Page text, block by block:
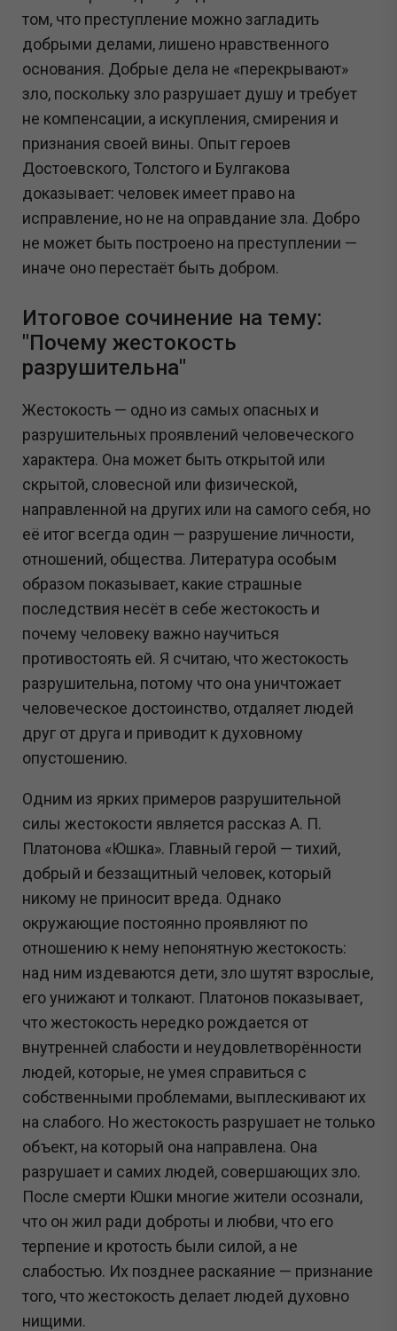
том, что преступление можно загладить
добрыми делами, лишено нравственного
основания. Добрые дела не «перекрывают»
зло, поскольку зло разрушает душу и требует
не компенсации, а искупления, смирения и
признания своей вины. Опыт героев
Достоевского, Толстого и Булгакова
доказывает: человек имеет право на
исправление, но не на оправдание зла. Добро
не может быть построено на преступлении —
иначе оно перестаёт быть добром.
Итоговое сочинение на тему:
"Почему жестокость
разрушительна"
Жестокость — одно из самых опасных и
разрушительных проявлений человеческого
характера. Она может быть открытой или
скрытой, словесной или физической,
направленной на других или на самого себя, но
её итог всегда один — разрушение личности,
отношений, общества. Литература особым
образом показывает, какие страшные
последствия несёт в себе жестокость и
почему человеку важно научиться
противостоять ей. Я считаю, что жестокость
разрушительна, потому что она уничтожает
человеческое достоинство, отдаляет людей
друг от друга и приводит к духовному
опустошению.
Одним из ярких примеров разрушительной
силы жестокости является рассказ А. П.
Платонова «Юшка». Главный герой — тихий,
добрый и беззащитный человек, который
никому не приносит вреда. Однако
окружающие постоянно проявляют по
отношению к нему непонятную жестокость:
над ним издеваются дети, зло шутят взрослые,
его унижают и толкают. Платонов показывает,
что жестокость нередко рождается от
внутренней слабости и неудовлетворённости
людей, которые, не умея справиться с
собственными проблемами, выплескивают их
на слабого. Но жестокость разрушает не только
объект, на который она направлена. Она
разрушает и самих людей, совершающих зло.
После смерти Юшки многие жители осознали,
что он жил ради доброты и любви, что его
терпение и кротость были силой, а не
слабостью. Их позднее раскаяние — признание
того, что жестокость делает людей духовно
нищими.